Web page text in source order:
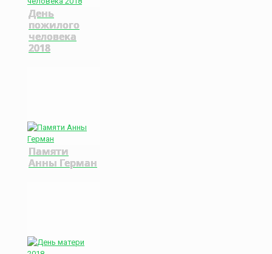
День
пожилого
человека
2018
Памяти
Анны Герман